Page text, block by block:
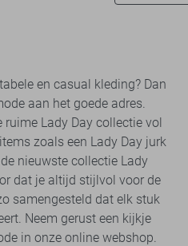
en casual kleding? Dan
aan het goede adres.
ruime Lady Day collectie vol
zoals een Lady Day jurk
nieuwste collectie Lady
dat je altijd stijlvol voor de
samengesteld dat elk stuk
Neem gerust een kijkje
in onze online webshop.